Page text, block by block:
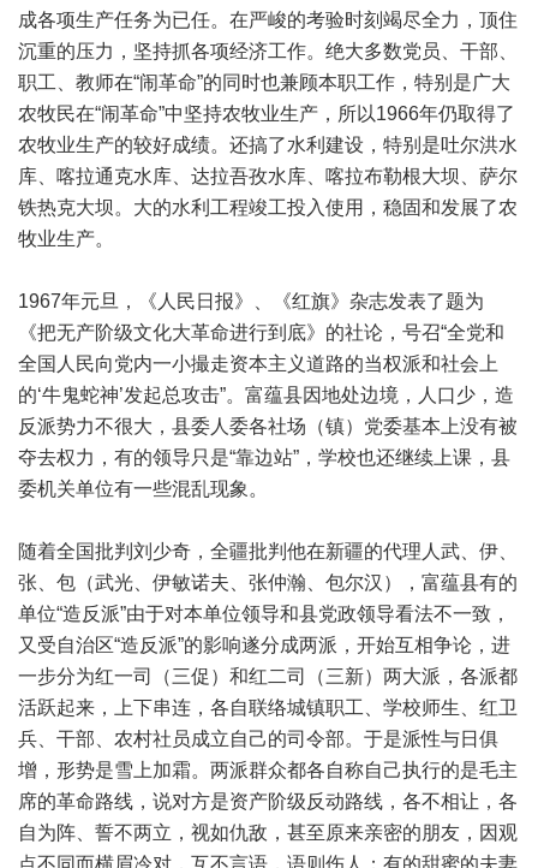
成各项生产任务为已任。在严峻的考验时刻竭尽全力，顶住
沉重的压力，坚持抓各项经济工作。绝大多数党员、干部、
职工、教师在“闹革命”的同时也兼顾本职工作，特别是广大
农牧民在“闹革命”中坚持农牧业生产，所以1966年仍取得了
农牧业生产的较好成绩。还搞了水利建设，特别是吐尔洪水
库、喀拉通克水库、达拉吾孜水库、喀拉布勒根大坝、萨尔
铁热克大坝。大的水利工程竣工投入使用，稳固和发展了农
牧业生产。
1967年元旦，《人民日报》、《红旗》杂志发表了题为
《把无产阶级文化大革命进行到底》的社论，号召“全党和
全国人民向党内一小撮走资本主义道路的当权派和社会上
的‘牛鬼蛇神’发起总攻击”。富蕴县因地处边境，人口少，造
反派势力不很大，县委人委各社场（镇）党委基本上没有被
夺去权力，有的领导只是“靠边站”，学校也还继续上课，县
委机关单位有一些混乱现象。
随着全国批判刘少奇，全疆批判他在新疆的代理人武、伊、
张、包（武光、伊敏诺夫、张仲瀚、包尔汉），富蕴县有的
单位“造反派”由于对本单位领导和县党政领导看法不一致，
又受自治区“造反派”的影响遂分成两派，开始互相争论，进
一步分为红一司（三促）和红二司（三新）两大派，各派都
活跃起来，上下串连，各自联络城镇职工、学校师生、红卫
兵、干部、农村社员成立自己的司令部。于是派性与日俱
增，形势是雪上加霜。两派群众都各自称自己执行的是毛主
席的革命路线，说对方是资产阶级反动路线，各不相让，各
自为阵、誓不两立，视如仇敌，甚至原来亲密的朋友，因观
点不同而横眉冷对，互不言语，语则伤人；有的甜蜜的夫妻